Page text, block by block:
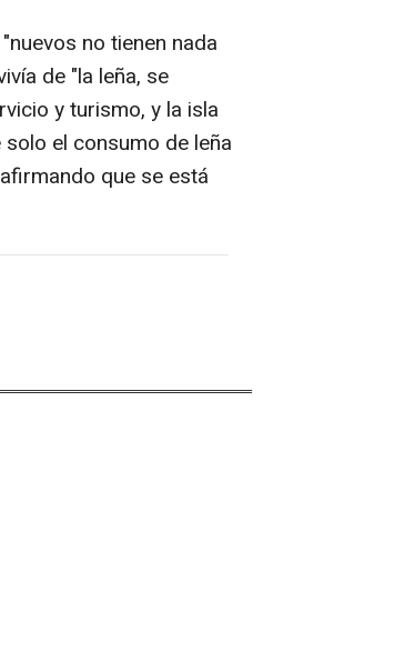
no tienen nada
de "la leña, se
y turismo, y la isla
el consumo de leña
que se está